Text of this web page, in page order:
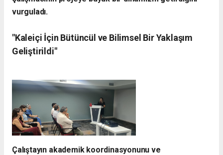
vurguladı.
​"Kaleiçi İçin Bütüncül ve Bilimsel Bir Yaklaşım
Geliştirildi"
​Çalıştayın akademik koordinasyonunu ve